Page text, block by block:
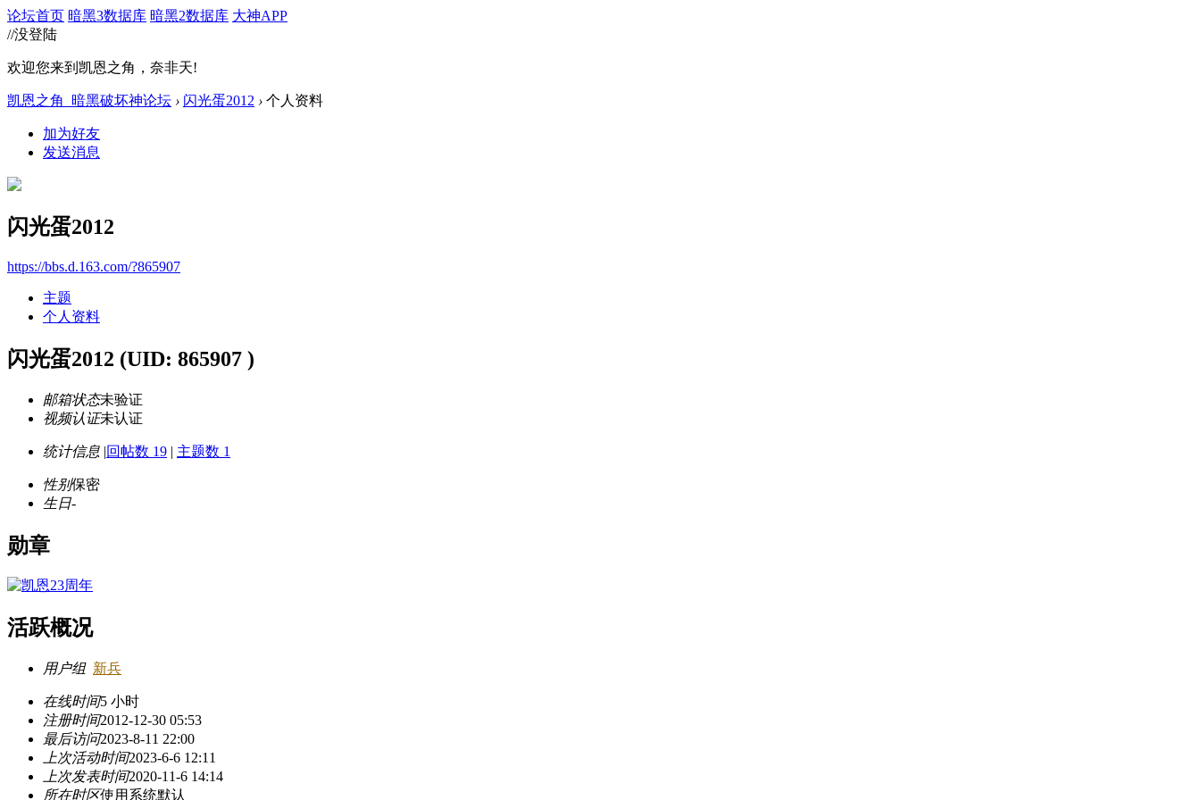
论坛首页 暗黑3数据库 暗黑2数据库 大神APP
//没登陆
欢迎您来到凯恩之角，奈非天!
凯恩之角_暗黑破坏神论坛 › 闪光蛋2012 › 个人资料
加为好友
发送消息
闪光蛋2012
https://bbs.d.163.com/?865907
主题
个人资料
闪光蛋2012 (UID: 865907 )
邮箱状态未验证
视频认证未认证
统计信息 |回帖数 19 | 主题数 1
性别保密
生日-
勋章
活跃概况
用户组 新兵
在线时间5 小时
注册时间2012-12-30 05:53
最后访问2023-8-11 22:00
上次活动时间2023-6-6 12:11
上次发表时间2020-11-6 14:14
所在时区使用系统默认